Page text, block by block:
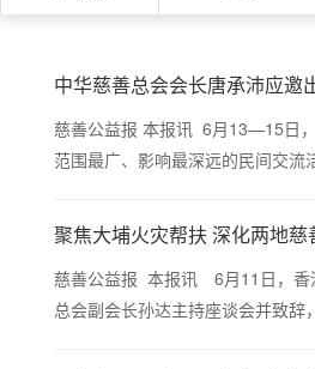
中华慈善总会会长唐承沛应邀
慈善公益报 本报讯 6月13—15日
范围最广、影响最深远的民间交流
聚焦大埔火灾帮扶 深化两地
慈善公益报 本报讯 6月11日，香
总会副会长孙达主持座谈会并致辞